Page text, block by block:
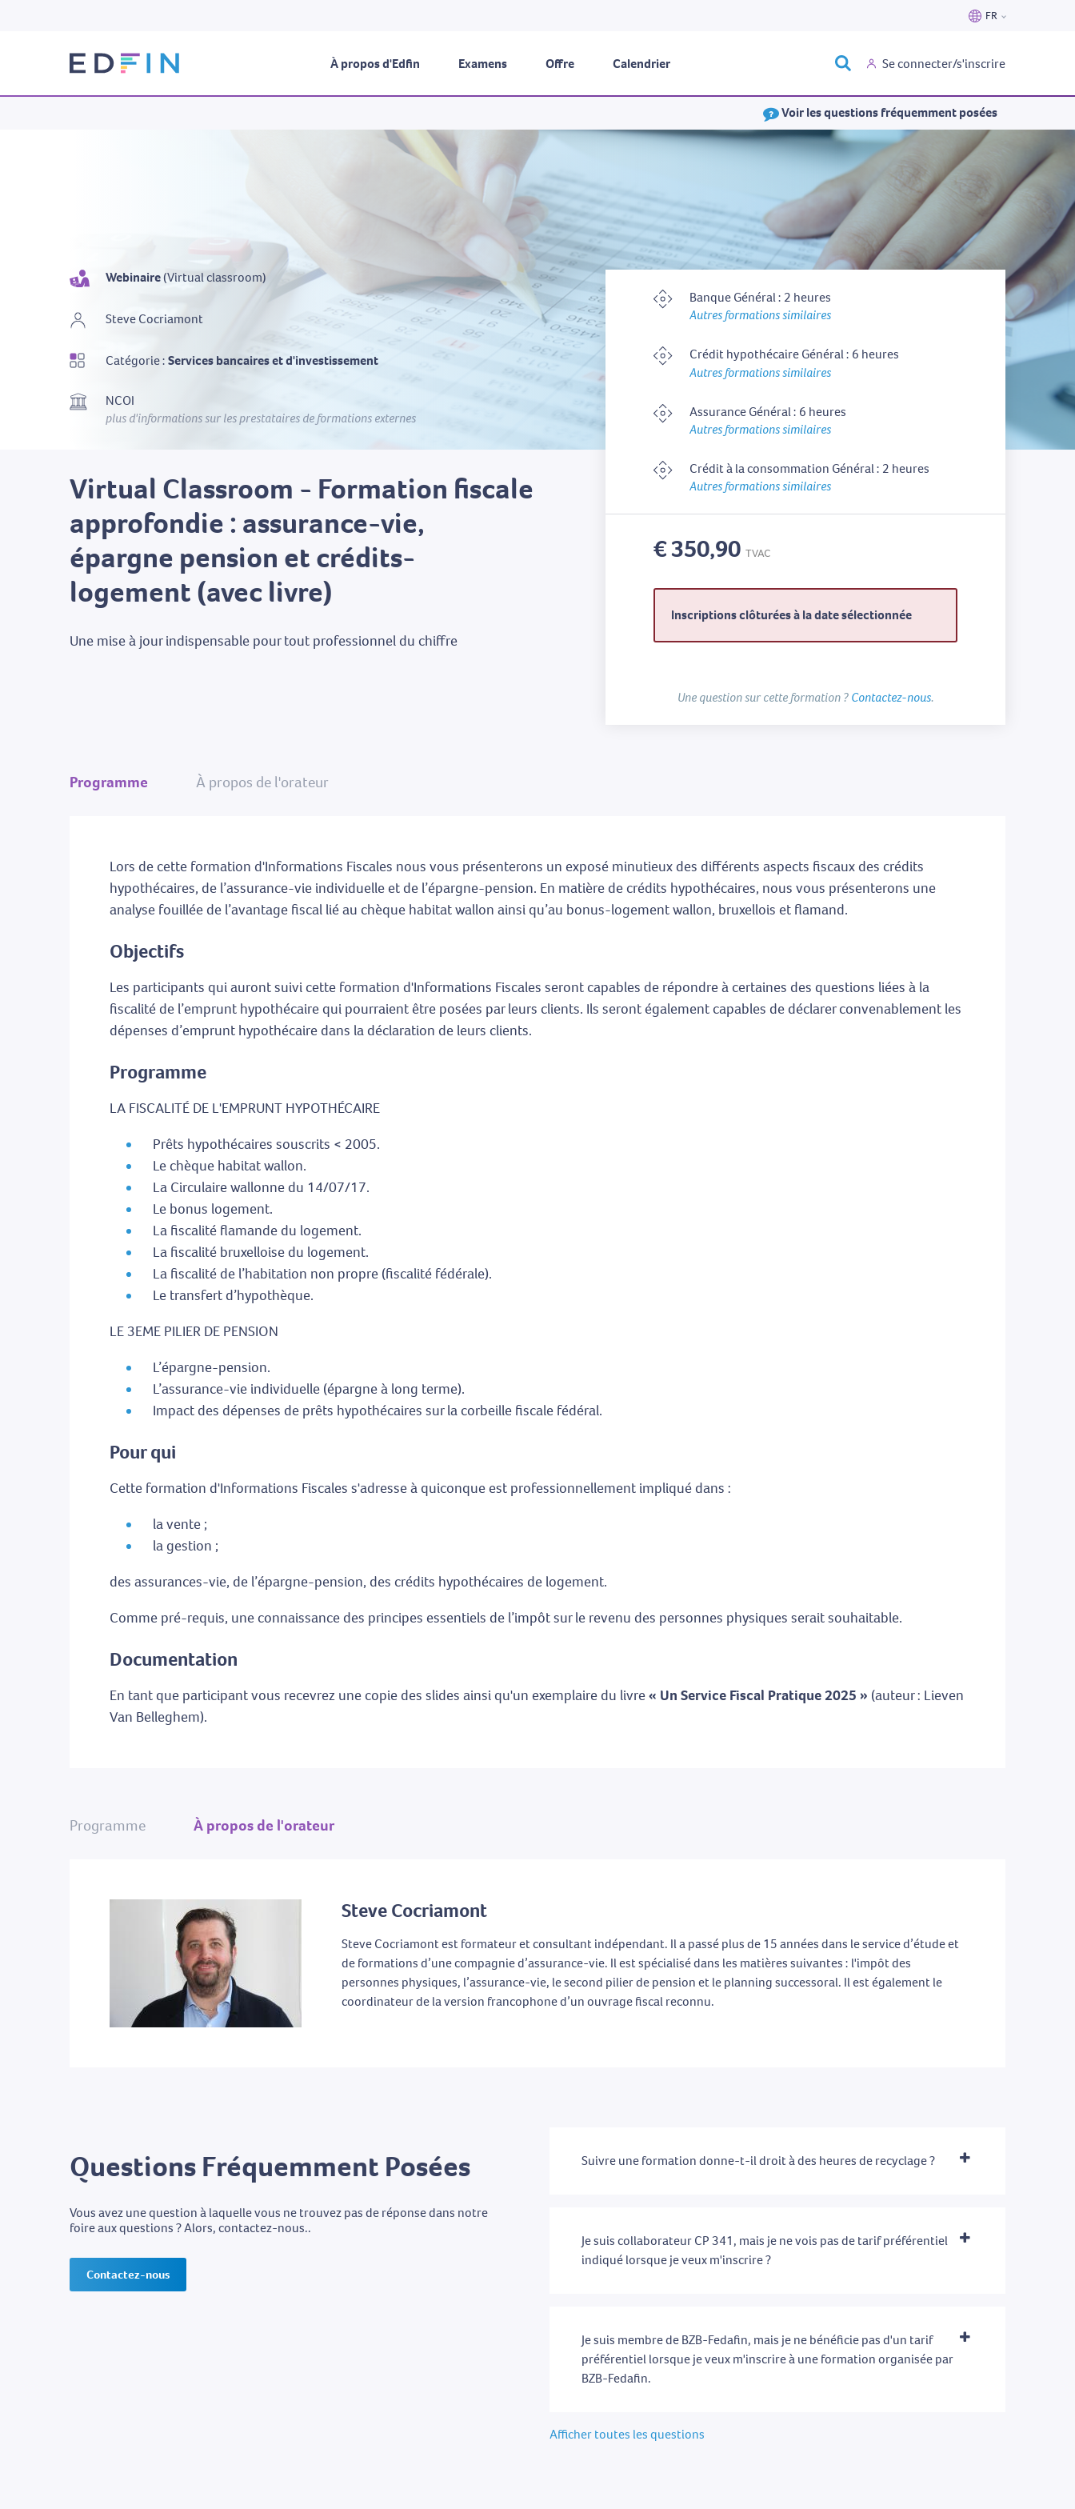
FR
Français
À propos d'Edfin Examens Offre Calendrier Se connecter/s'inscrire
Voir les questions fréquemment posées
Webinaire(Virtual classroom)
Steve Cocriamont
Catégorie :Services bancaires et d'investissement
NCOI
plus d'informations sur les prestataires de formations externes
Virtual Classroom - Formation fiscale
approfondie : assurance-vie,
épargne pension et crédits-
logement (avec livre)
Une mise à jour indispensable pour tout professionnel du chiffre
Banque Général : 2 heures
Autres formations similaires
Crédit hypothécaire Général : 6 heures
Autres formations similaires
Assurance Général : 6 heures
Autres formations similaires
Crédit à la consommation Général : 2 heures
Autres formations similaires
€ 350,90 TVAC
Inscriptions clôturées à la date sélectionnée
Une question sur cette formation ?Contactez-nous.
Programme À propos de l'orateur
Lors de cette formation d'Informations Fiscales nous vous présenterons un exposé minutieux des différents aspects fiscaux des crédits
hypothécaires, de l’assurance-vie individuelle et de l’épargne-pension. En matière de crédits hypothécaires, nous vous présenterons une
analyse fouillée de l’avantage fiscal lié au chèque habitat wallon ainsi qu’au bonus-logement wallon, bruxellois et flamand.
Objectifs
Les participants qui auront suivi cette formation d'Informations Fiscales seront capables de répondre à certaines des questions liées à la
fiscalité de l’emprunt hypothécaire qui pourraient être posées par leurs clients. Ils seront également capables de déclarer convenablement les
dépenses d’emprunt hypothécaire dans la déclaration de leurs clients.
Programme
LA FISCALITÉ DE L'EMPRUNT HYPOTHÉCAIRE
Prêts hypothécaires souscrits < 2005.
Le chèque habitat wallon.
La Circulaire wallonne du 14/07/17.
Le bonus logement.
La fiscalité flamande du logement.
La fiscalité bruxelloise du logement.
La fiscalité de l’habitation non propre (fiscalité fédérale).
Le transfert d’hypothèque.
LE 3EME PILIER DE PENSION
L’épargne-pension.
L’assurance-vie individuelle (épargne à long terme).
Impact des dépenses de prêts hypothécaires sur la corbeille fiscale fédéral.
Pour qui
Cette formation d'Informations Fiscales s'adresse à quiconque est professionnellement impliqué dans :
la vente ;
la gestion ;
des assurances-vie, de l’épargne-pension, des crédits hypothécaires de logement.
Comme pré-requis, une connaissance des principes essentiels de l’impôt sur le revenu des personnes physiques serait souhaitable.
Documentation
En tant que participant vous recevrez une copie des slides ainsi qu'un exemplaire du livre« Un Service Fiscal Pratique 2025 » (auteur : Lieven
Van Belleghem).
Programme À propos de l'orateur
Steve Cocriamont
Steve Cocriamont est formateur et consultant indépendant. Il a passé plus de 15 années dans le service d’étude et
de formations d’une compagnie d’assurance-vie. Il est spécialisé dans les matières suivantes : l'impôt des
personnes physiques, l’assurance-vie, le second pilier de pension et le planning successoral. Il est également le
coordinateur de la version francophone d’un ouvrage fiscal reconnu.
Questions Fréquemment Posées
Vous avez une question à laquelle vous ne trouvez pas de réponse dans notre
foire aux questions ? Alors, contactez-nous..
Contactez-nous
Suivre une formation donne-t-il droit à des heures de recyclage ?
Je suis collaborateur CP 341, mais je ne vois pas de tarif préférentiel
indiqué lorsque je veux m'inscrire ?
Je suis membre de BZB-Fedafin, mais je ne bénéficie pas d'un tarif
préférentiel lorsque je veux m'inscrire à une formation organisée par
BZB-Fedafin.
Afficher toutes les questions